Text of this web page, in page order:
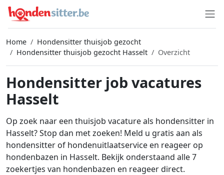
Home
Hondensitter thuisjob gezocht
Hondensitter thuisjob gezocht Hasselt
Overzicht
Hondensitter job vacatures
Hasselt
Op zoek naar een thuisjob vacature als hondensitter in
Hasselt? Stop dan met zoeken! Meld u gratis aan als
hondensitter of hondenuitlaatservice en reageer op
hondenbazen in Hasselt. Bekijk onderstaand alle 7
zoekertjes van hondenbazen en reageer direct.